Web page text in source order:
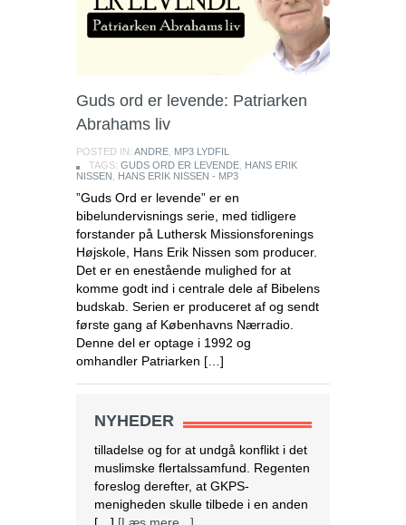
Guds ord er levende: Patriarken
Abrahams liv
POSTED IN: ANDRE MP3 LYDFIL
TAGS: GUDS ORD ER LEVENDE HANS ERIK
NISSEN
HANS ERIK NISSEN - MP3
”Guds Ord er levende” er en
bibelundervisnings serie, med tidligere
forstander på Luthersk Missionsforenings
Højskole, Hans Erik Nissen som producer.
Det er en enestående mulighed for at
komme godt ind i centrale dele af Bibelens
budskab. Serien er produceret af og sendt
første gang af Københavns Nærradio.
Denne del er optage i 1992 og
omhandler Patriarken […]
NYHEDER
Israel tester dronelevering af blod og
andre kritiske medicinske forsyninger
I krigs- og katastrofetider
kan droner være den